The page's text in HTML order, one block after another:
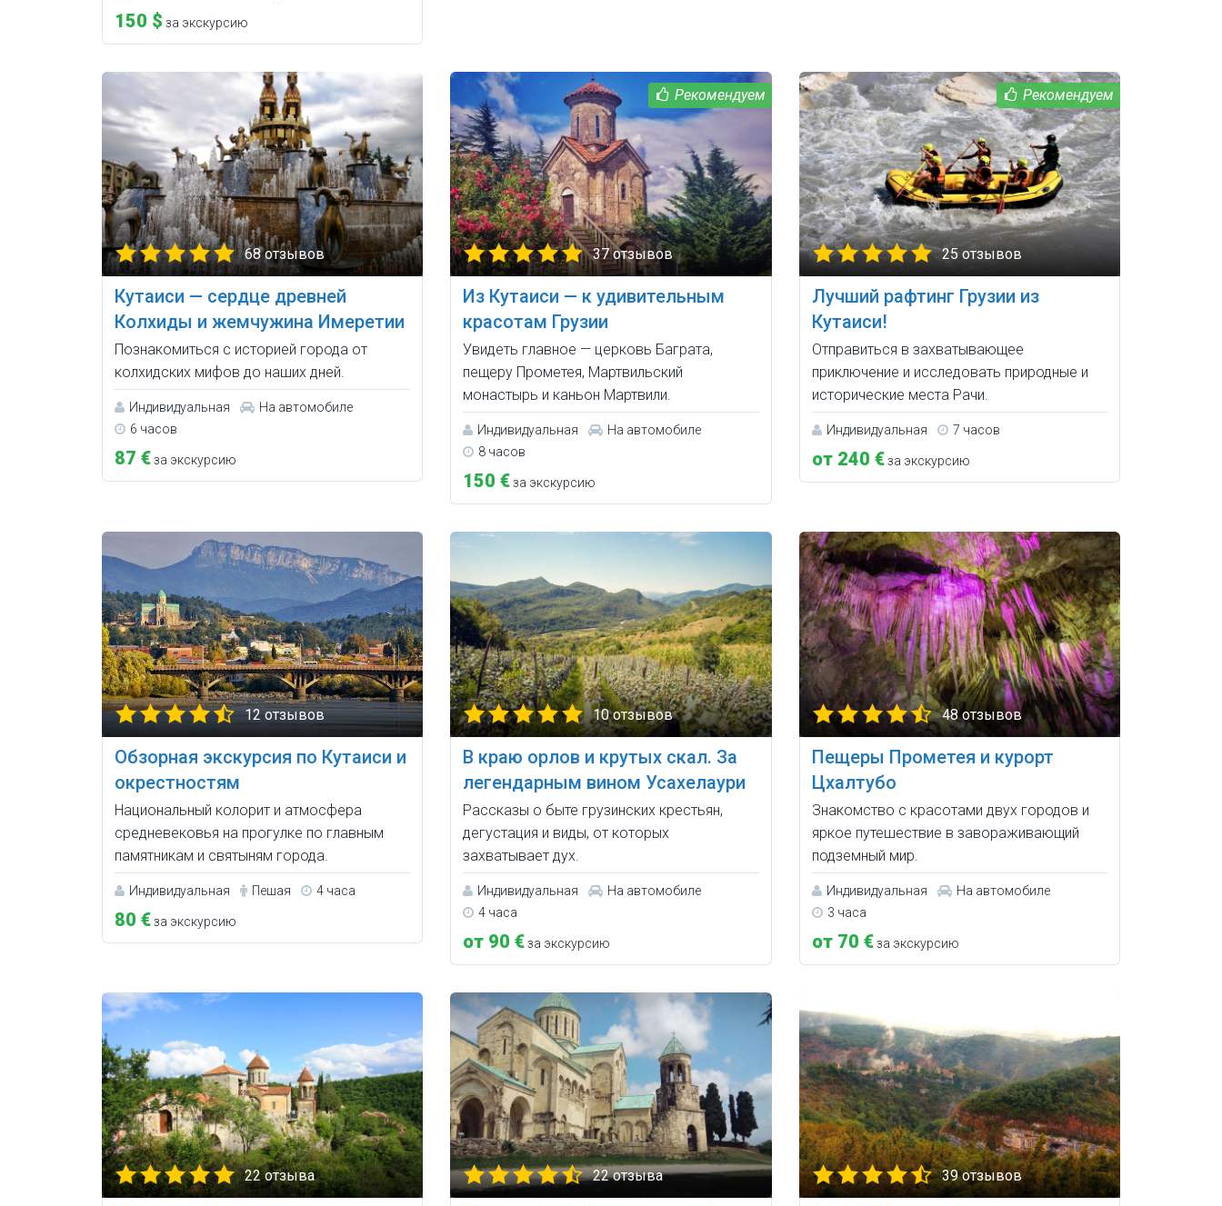
150 $ за экскурсию
68 отзывов
Кутаиси — сердце древней
Колхиды и жемчужина Имеретии
Познакомиться с историей города от
колхидских мифов до наших дней.
Индивидуальная
На автомобиле
6 часов
87 €за экскурсию
37 отзывов
Из Кутаиси — к удивительным
красотам Грузии
Увидеть главное — церковь Баграта,
пещеру Прометея, Мартвильский
монастырь и каньон Мартвили.
Индивидуальная
На автомобиле
8 часов
150 €за экскурсию
25 отзывов
Лучший рафтинг Грузии из
Кутаиси!
Отправиться в захватывающее
приключение и исследовать природные и
исторические места Рачи.
Индивидуальная 7 часов
от 240 €за экскурсию
12 отзывов
Обзорная экскурсия по Кутаиси и
окрестностям
Национальный колорит и атмосфера
средневековья на прогулке по главным
памятникам и святыням города.
Индивидуальная Пешая 4 часа
80 €за экскурсию
10 отзывов
В краю орлов и крутых скал. За
легендарным вином Усахелаури
Рассказы о быте грузинских крестьян,
дегустация и виды, от которых
захватывает дух.
Индивидуальная
На автомобиле
4 часа
от 90 €за экскурсию
48 отзывов
Пещеры Прометея и курорт
Цхалтубо
Знакомство с красотами двух городов и
яркое путешествие в завораживающий
подземный мир.
Индивидуальная
На автомобиле
3 часа
от 70 €за экскурсию
22 отзыва 22 отзыва 39 отзывов